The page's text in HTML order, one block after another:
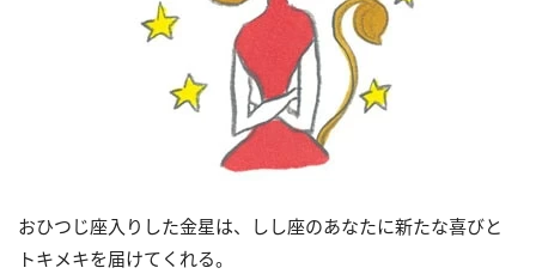
おひつじ座入りした金星は、しし座のあなたに新たな喜びと
トキメキを届けてくれる。